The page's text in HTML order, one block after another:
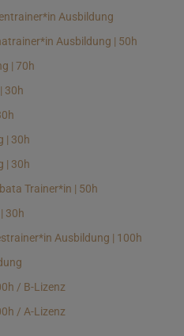
Ausbildung
Ausbildung | 50h
| 70h
30h
| 30h
| 30h
Trainer*in | 50h
30h
Ausbildung | 100h
/ B-Lizenz
/ A-Lizenz